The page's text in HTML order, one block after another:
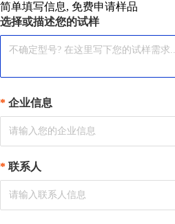
简单填写信息, 免费申请样品
选择或描述您的试样
企业信息
联系人